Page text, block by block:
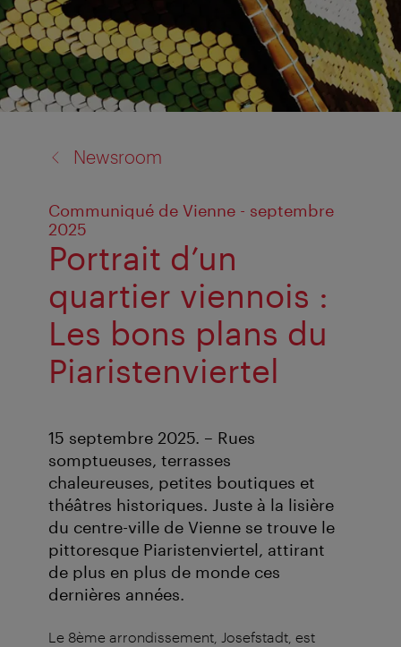
Newsroom
Communiqué de Vienne - septembre
2025
Portrait d’un
quartier viennois :
Les bons plans du
Piaristenviertel
15 septembre 2025. – Rues
somptueuses, terrasses
chaleureuses, petites boutiques et
théâtres historiques. Juste à la lisière
du centre-ville de Vienne se trouve le
pittoresque Piaristenviertel, attirant
de plus en plus de monde ces
dernières années.
Le 8ème arrondissement, Josefstadt, est